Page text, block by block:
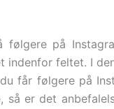
på
indenfor feltet. I
får følgere på
så er det